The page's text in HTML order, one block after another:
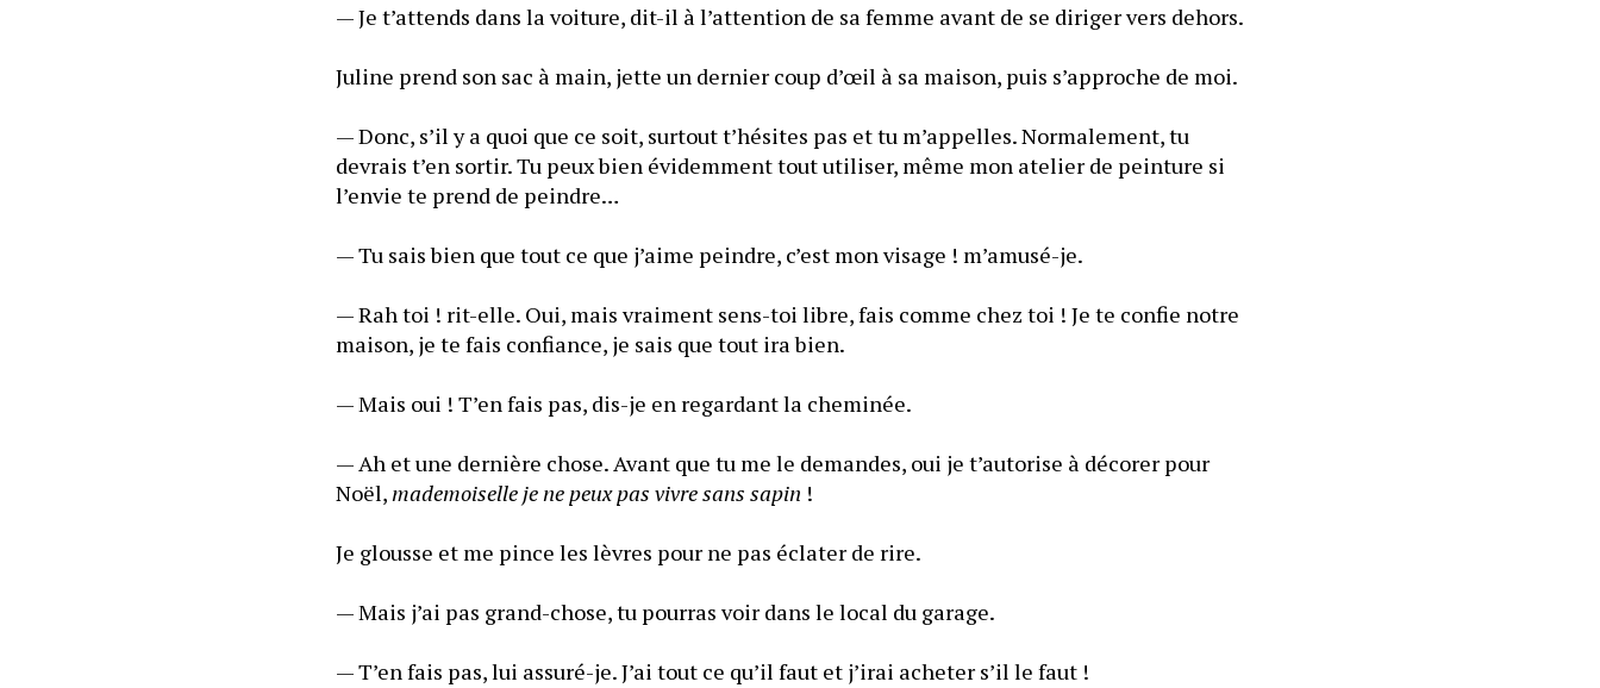
— Je t’attends dans la voiture, dit-il à l’attention de sa femme avant de se diriger vers dehors.
Juline prend son sac à main, jette un dernier coup d’œil à sa maison, puis s’approche de moi.
— Donc, s’il y a quoi que ce soit, surtout t’hésites pas et tu m’appelles. Normalement, tu
devrais t’en sortir. Tu peux bien évidemment tout utiliser, même mon atelier de peinture si
l’envie te prend de peindre…
— Tu sais bien que tout ce que j’aime peindre, c’est mon visage ! m’amusé-je.
— Rah toi ! rit-elle. Oui, mais vraiment sens-toi libre, fais comme chez toi ! Je te confie notre
maison, je te fais confiance, je sais que tout ira bien.
— Mais oui ! T’en fais pas, dis-je en regardant la cheminée.
— Ah et une dernière chose. Avant que tu me le demandes, oui je t’autorise à décorer pour
Noël, mademoiselle je ne peux pas vivre sans sapin !
— Mais j’ai pas grand-chose, tu pourras voir dans le local du garage.
— T’en fais pas, lui assuré-je. J’ai tout ce qu’il faut et j’irai acheter s’il le faut !